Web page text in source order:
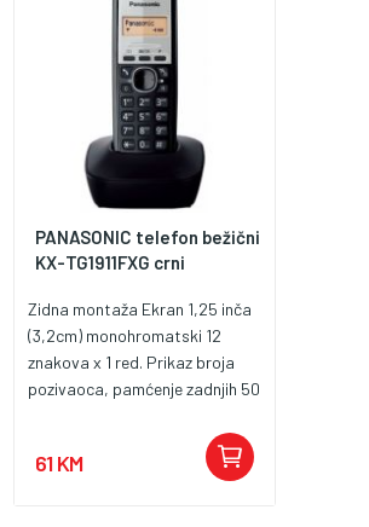
PANASONIC telefon bežični
KX-TG1911FXG crni
Zidna montaža Ekran 1,25 inča
(3,2cm) monohromatski 12
znakova x 1 red. Prikaz broja
pozivaoca, pamćenje zadnjih 50
imenik s 50 brojeva, Ponovni
poziv zadnjih10 brojeva. Prikaz
61 KM